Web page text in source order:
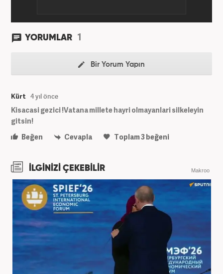
YORUMLAR 1
Bir Yorum Yapın
Kürt 4 yıl önce
Kisacasi gezici !Vatana millete hayri olmayanlari silkeleyin
gitsin!
Beğen
Cevapla Toplam3beğeni
İLGİNİZİ ÇEKEBİLİR Makroo